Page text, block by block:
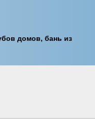
домов, бань из